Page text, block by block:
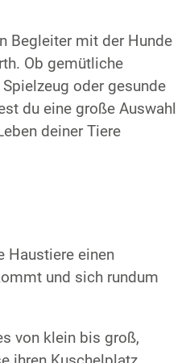
Begleiter mit der Hunde
Ob gemütliche
oder gesunde
du eine große Auswahl
deiner Tiere
Haustiere einen
und sich rundum
von klein bis groß,